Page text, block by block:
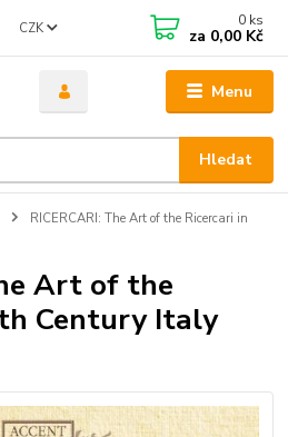
Menu
CZK
Hledat
0 ks
za 0,00 Kč
RICERCARI: The Art of the Ricercari in
Art of the
Century Italy